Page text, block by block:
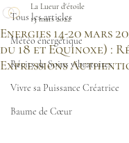
Tous les articles
Météo énergétique
Récits de Soins vibratoires
Vivre sa Puissance Créatrice
Baume de Cœur
Energies 14-20 mars
du 18 et Equinoxe) :
Expressions
La Lueur d'étoile
13 mars 2022